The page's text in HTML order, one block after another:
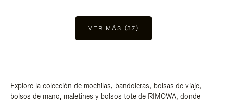
VER MÁS (37)
Explore la colección de mochilas, bandoleras, bolsas de viaje,
bolsos de mano, maletines y bolsos tote de RIMOWA, donde